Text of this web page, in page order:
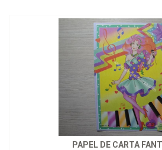
PAPEL DE CARTA